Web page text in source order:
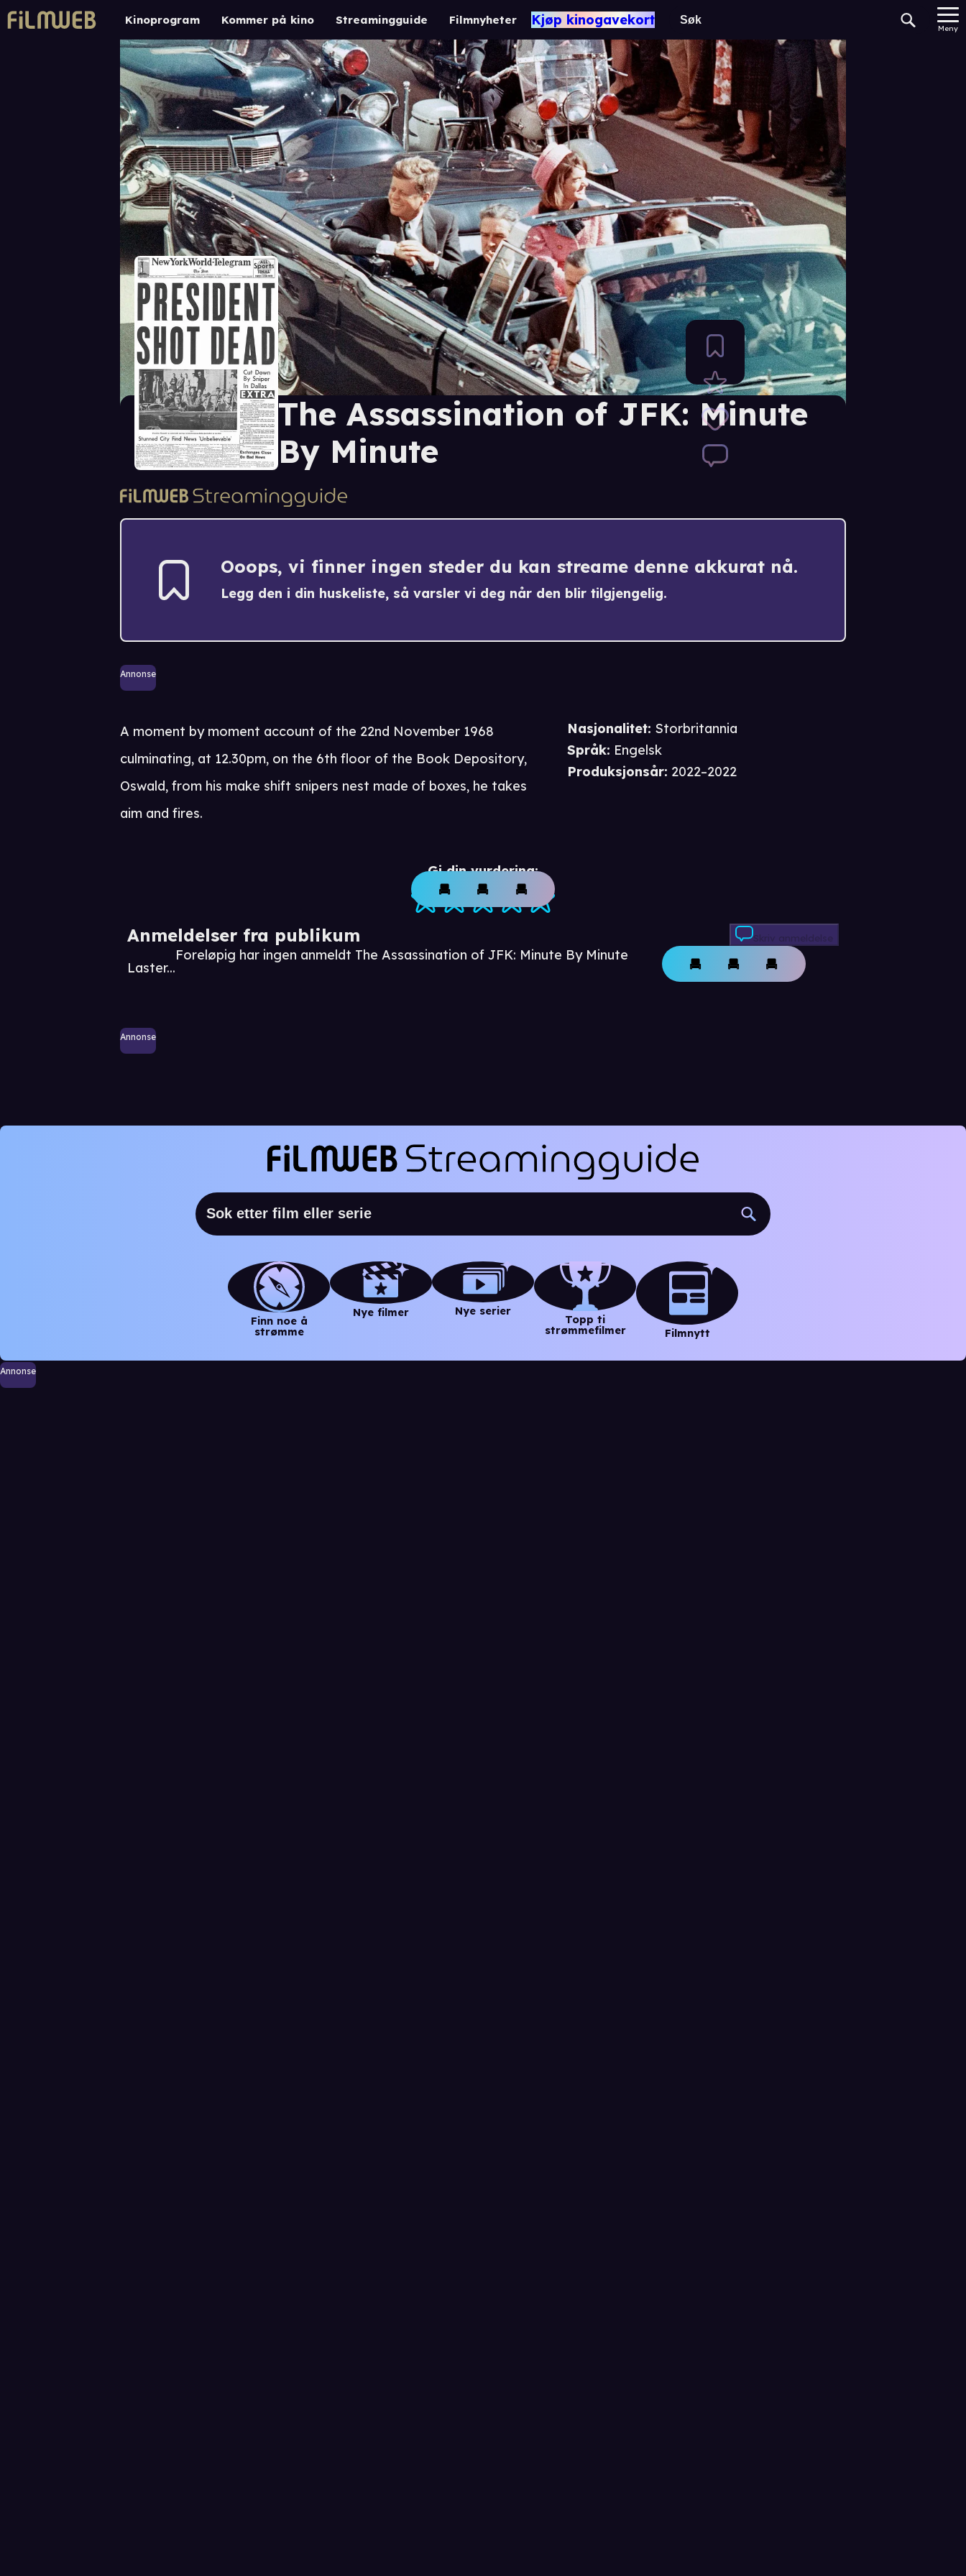
Kinoprogram Kommer på kino Streamingguide Filmnyheter Kjøp kinogavekort
Meny
The Assassination of JFK: Minute
By Minute
Ooops, vi finner ingen steder du kan streame denne akkurat nå.
Legg den i din huskeliste, så varsler vi deg når den blir tilgjengelig.
Annonse
Gi din vurdering:
Anmeldelser fra publikum
Laster...
Foreløpig har ingen anmeldt The Assassination of JFK: Minute By Minute
Skriv anmeldelse
Annonse
Nasjonalitet: Storbritannia
Språk: Engelsk
Produksjonsår: 2022–2022
A moment by moment account of the 22nd November 1968
culminating, at 12.30pm, on the 6th floor of the Book Depository,
Oswald, from his make shift snipers nest made of boxes, he takes
aim and fires.
Finn noe å
strømme
Nye filmer Nye serier
Topp ti
strømmefilmer
Filmnytt
Annonse